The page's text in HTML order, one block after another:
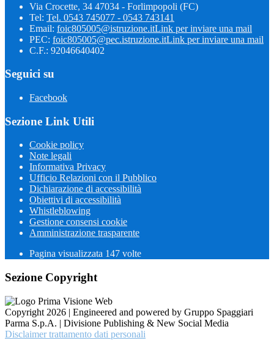
Via Crocette, 34 47034 - Forlimpopoli (FC)
Tel: Tel. 0543 745077 - 0543 743141
Email: foic805005@istruzione.itLink per inviare una mail
PEC: foic805005@pec.istruzione.itLink per inviare una mail
C.F.: 92046640402
Seguici su
Facebook
Sezione Link Utili
Cookie policy
Note legali
Informativa Privacy
Ufficio Relazioni con il Pubblico
Dichiarazione di accessibilità
Obiettivi di accessibilità
Whistleblowing
Gestione consensi cookie
Amministrazione trasparente
Pagina visualizzata 147 volte
Sezione Copyright
Copyright 2026 | Engineered and powered by Gruppo Spaggiari
Parma S.p.A. | Divisione Publishing & New Social Media
Disclaimer trattamento dati personali